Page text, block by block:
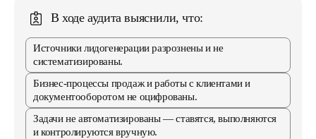
В ходе аудита выяснили, что:
Источники лидогенерации разрознены и не
систематизированы.
Бизнес-процессы продаж и работы с клиентами и
документооборотом не оцифрованы.
Задачи не автоматизированы — ставятся, выполняются
и контролируются вручную.